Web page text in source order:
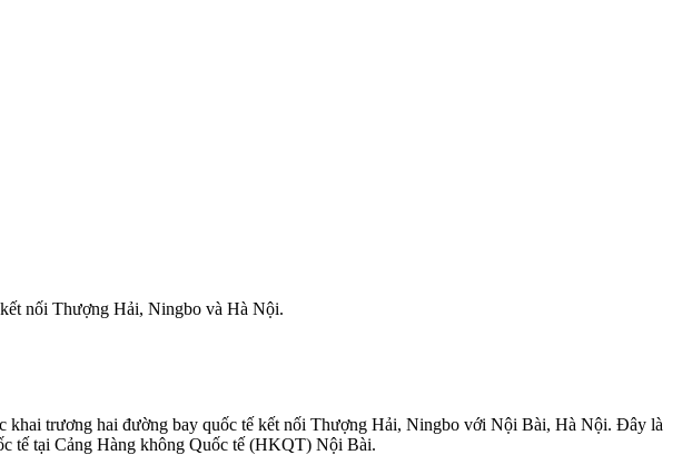
nối Thượng Hải, Ningbo và Hà Nội.
khai trương hai đường bay quốc tế kết nối Thượng Hải, Ningbo với Nội Bài, Hà Nội. Đây là
tế tại Cảng Hàng không Quốc tế (HKQT) Nội Bài.